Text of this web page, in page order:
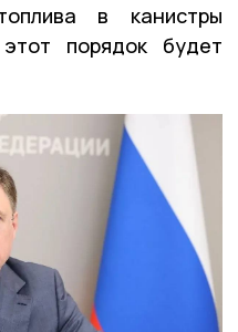
в канистры
порядок будет